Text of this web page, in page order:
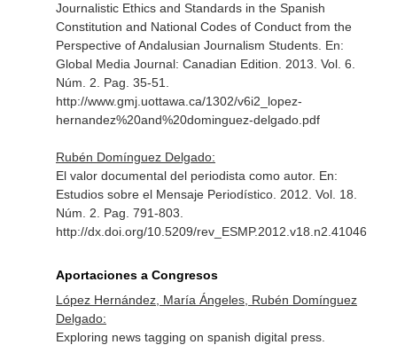
Journalistic Ethics and Standards in the Spanish
Constitution and National Codes of Conduct from the
Perspective of Andalusian Journalism Students. En:
Global Media Journal: Canadian Edition . 2013. Vol. 6.
Núm. 2. Pag. 35-51.
http://www.gmj.uottawa.ca/1302/v6i2_lopez-
hernandez%20and%20dominguez-delgado.pdf
Rubén Domínguez Delgado:
El valor documental del periodista como autor. En:
Estudios sobre el Mensaje Periodístico. 2012. Vol. 18.
Núm. 2. Pag. 791-803.
http://dx.doi.org/10.5209/rev_ESMP.2012.v18.n2.41046
Aportaciones a Congresos
López Hernández, María Ángeles, Rubén Domínguez
Delgado:
Exploring news tagging on spanish digital press.